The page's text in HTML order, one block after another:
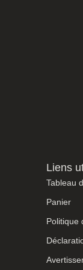
Liens
Tableau
Panier
Politique